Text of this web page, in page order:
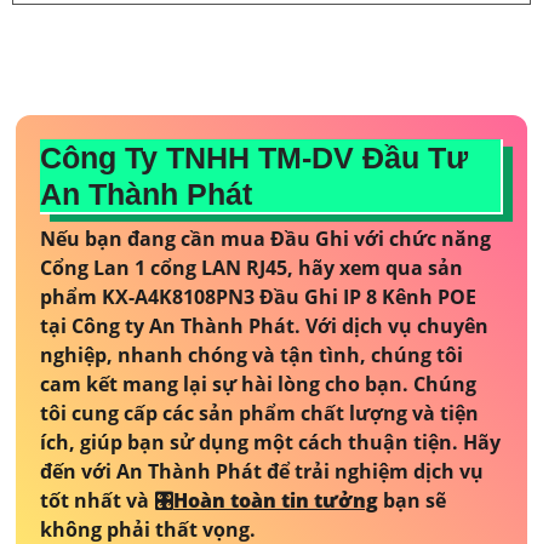
Công Ty TNHH TM-DV Đầu Tư
An Thành Phát
Nếu bạn đang cần mua Đầu Ghi với chức năng
Cổng Lan 1 cổng LAN RJ45, hãy xem qua sản
phẩm KX-A4K8108PN3 Đầu Ghi IP 8 Kênh POE
tại Công ty An Thành Phát. Với dịch vụ chuyên
nghiệp, nhanh chóng và tận tình, chúng tôi
cam kết mang lại sự hài lòng cho bạn. Chúng
tôi cung cấp các sản phẩm chất lượng và tiện
ích, giúp bạn sử dụng một cách thuận tiện. Hãy
đến với An Thành Phát để trải nghiệm dịch vụ
tốt nhất và 🎛Hoàn toàn tin tưởng bạn sẽ
không phải thất vọng.